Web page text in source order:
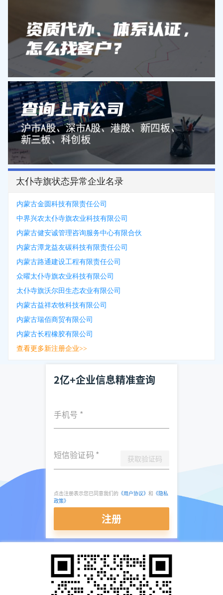
太仆寺旗状态异常企业名录
内蒙古金圆科技有限责任公司
中界兴农太仆寺旗农业科技有限公司
内蒙古健安诚管理咨询服务中心有限合伙
内蒙古潭龙益友碳科技有限责任公司
内蒙古路通建设工程有限责任公司
众曜太仆寺旗农业科技有限公司
太仆寺旗沃尔田生态农业有限公司
内蒙古益祥农牧科技有限公司
内蒙古瑞佰商贸有限公司
内蒙古长程橡胶有限公司
查看更多新注册企业>>
2亿+企业信息精准查询
手机号 *
短信验证码 * 获取验证码
点击注册表示您已同意我们的 《用户协议》 和 《隐私
政策》
注册